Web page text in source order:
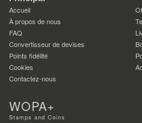
Accueil
À propos de nous
FAQ
Convertisseur de devises
Points fidélité
Cookies
Contactez-nous
WOPA+
Stamps and Coins